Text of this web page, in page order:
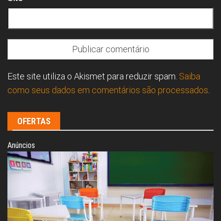
Este site utiliza o Akismet para reduzir spam. Saiba
como seus dados em comentários são processados
OFERTAS
Anúncios